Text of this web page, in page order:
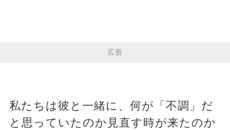
広告
私たちは彼と一緒に、何が「不調」だ
と思っていたのか見直す時が来たのか